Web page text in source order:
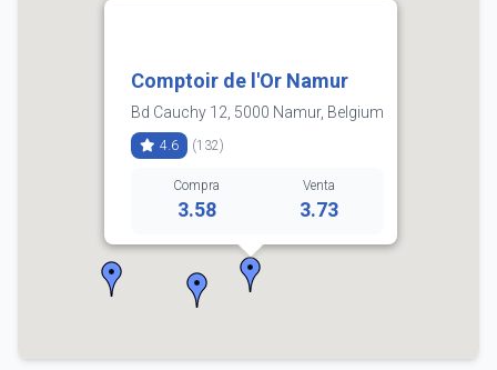
Comptoir de l'Or Namur
Bd Cauchy 12, 5000 Namur, Belgium
4.6 (132)
Compra
3.58
Venta
3.73
081 22 01 45
Horarios:
lunes: 9:30–17:30